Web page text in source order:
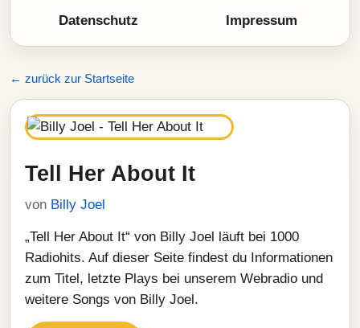
Datenschutz Impressum
← zurück zur Startseite
Tell Her About It
von Billy Joel
„Tell Her About It“ von Billy Joel läuft bei 1000
Radiohits. Auf dieser Seite findest du Informationen
zum Titel, letzte Plays bei unserem Webradio und
weitere Songs von Billy Joel.